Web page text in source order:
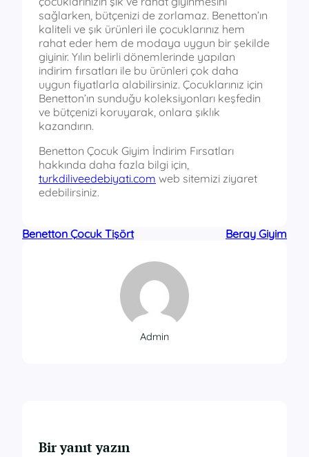
sağlarken, bütçenizi de zorlamaz. Benetton’ın
kaliteli ve şık ürünleri ile çocuklarınız hem
rahat eder hem de modaya uygun bir şekilde
giyinir. Yılın belirli dönemlerinde yapılan
indirim fırsatları ile bu ürünleri çok daha
uygun fiyatlarla alabilirsiniz. Çocuklarınız için
Benetton’ın sunduğu koleksiyonları keşfedin
ve bütçenizi koruyarak, onlara şıklık
kazandırın.
Benetton Çocuk Giyim İndirim Fırsatları
hakkında daha fazla bilgi için,
turkdiliveedebiyati.com web sitemizi ziyaret
edebilirsiniz.
Benetton Çocuk Tişört Beray Giyim
Admin
Bir yanıt yazın